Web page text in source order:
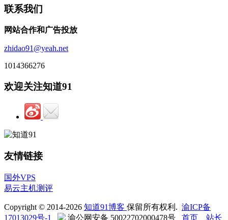
联系我们
网站合作和广告投放
zhidao91@yeah.net
1014366276
欢迎关注知道91
友情链接
国外VPS
易云主机测评
Copyright © 2014-2026 知道91博客 保留所有权利. 渝ICP备
17013029号-1
渝公网安备 50022702000478号 首页 站长